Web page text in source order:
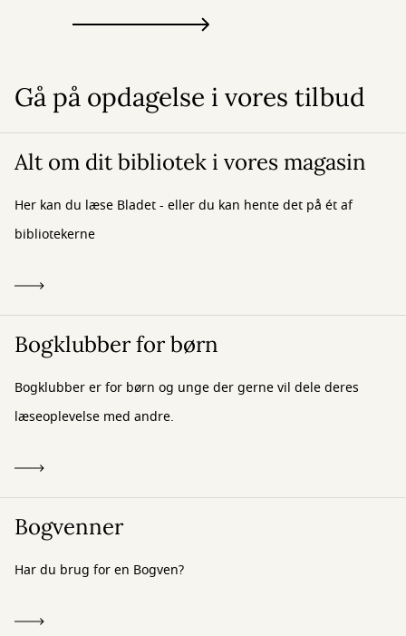
Gå på opdagelse i vores tilbud
Alt om dit bibliotek i vores magasin
Her kan du læse Bladet - eller du kan hente det på ét af
bibliotekerne
Bogklubber for børn
Bogklubber er for børn og unge der gerne vil dele deres
læseoplevelse med andre.
Bogvenner
Har du brug for en Bogven?